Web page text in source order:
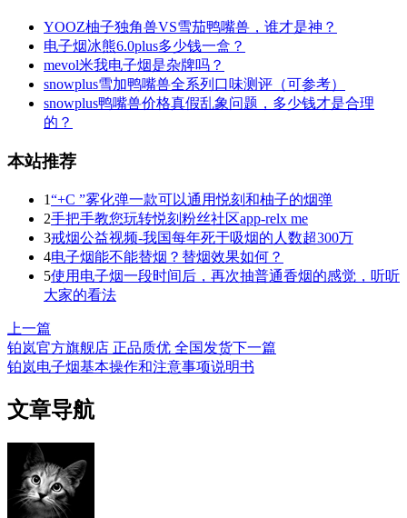
YOOZ柚子独角兽VS雪茄鸭嘴兽，谁才是神？
电子烟冰熊6.0plus多少钱一盒？
mevol米我电子烟是杂牌吗？
snowplus雪加鸭嘴兽全系列口味测评（可参考）
snowplus鸭嘴兽价格真假乱象问题，多少钱才是合理
的？
本站推荐
1“+C ”雾化弹一款可以通用悦刻和柚子的烟弹
2手把手教您玩转悦刻粉丝社区app-relx me
3戒烟公益视频-我国每年死于吸烟的人数超300万
4电子烟能不能替烟？替烟效果如何？
5使用电子烟一段时间后，再次抽普通香烟的感觉，听听
大家的看法
上一篇
铂岚官方旗舰店 正品质优 全国发货下一篇
铂岚电子烟基本操作和注意事项说明书
文章导航